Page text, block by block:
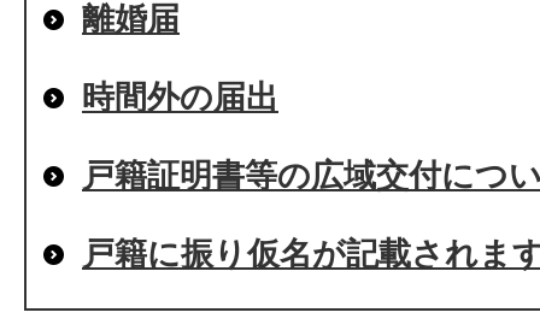
離婚届
時間外の届出
戸籍証明書等の広域交付につ
戸籍に振り仮名が記載されま